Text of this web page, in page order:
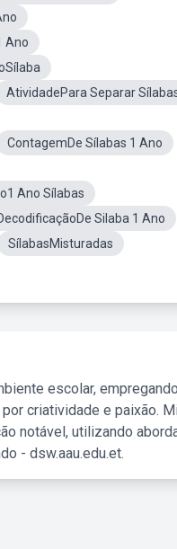
Ano
AtividadePara Separar
ContagemDe Sílabas 1 Ano
Ano Sílabas
Silaba 1 Ano
SílabasMisturadas
escolar, empregando
criatividade e paixão.
notável, utilizando
- dsw.aau.edu.et.